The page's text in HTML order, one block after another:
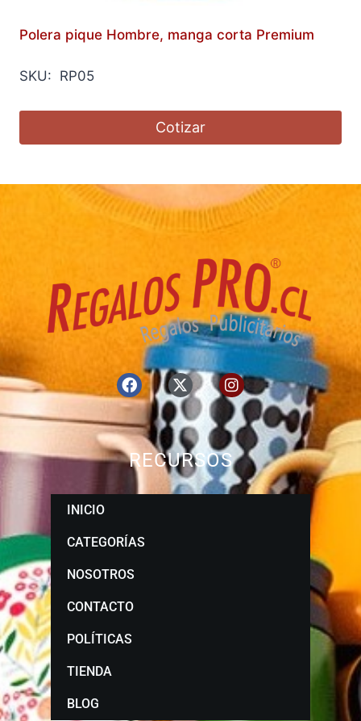
Polera pique Hombre, manga corta Premium
SKU: RP05
Cotizar
RECURSOS
INICIO
CATEGORÍAS
NOSOTROS
CONTACTO
POLÍTICAS
TIENDA
BLOG